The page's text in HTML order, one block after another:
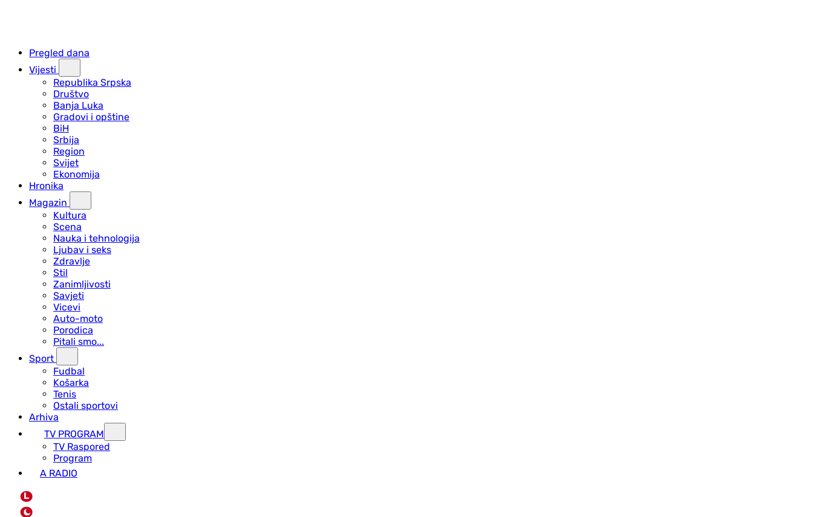
Pregled dana
Vijesti
Republika Srpska
Društvo
Banja Luka
Gradovi i opštine
BiH
Srbija
Region
Svijet
Ekonomija
Hronika
Magazin
Kultura
Scena
Nauka i tehnologija
Ljubav i seks
Zdravlje
Stil
Zanimljivosti
Savjeti
Vicevi
Auto-moto
Porodica
Pitali smo...
Sport
Fudbal
Košarka
Tenis
Ostali sportovi
Arhiva
TV PROGRAM
ТV Raspored
Program
A RADIO
L